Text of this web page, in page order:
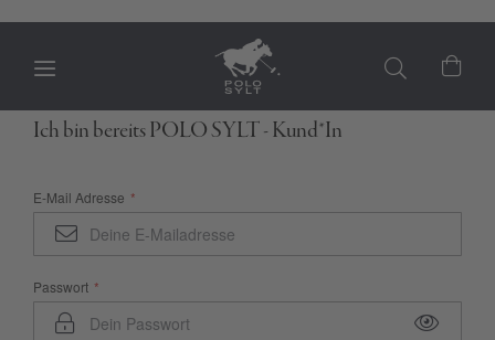
Ich bin bereits POLO SYLT - Kund*In
E-Mail Adresse
Passwort